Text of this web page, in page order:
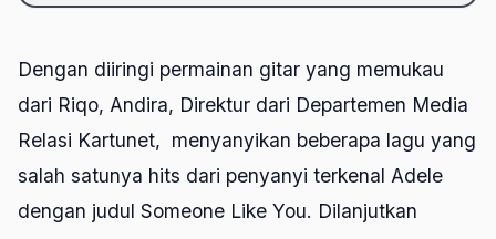
Dengan diiringi permainan gitar yang memukau
dari Riqo, Andira, Direktur dari Departemen Media
Relasi Kartunet, menyanyikan beberapa lagu yang
salah satunya hits dari penyanyi terkenal Adele
dengan judul Someone Like You. Dilanjutkan